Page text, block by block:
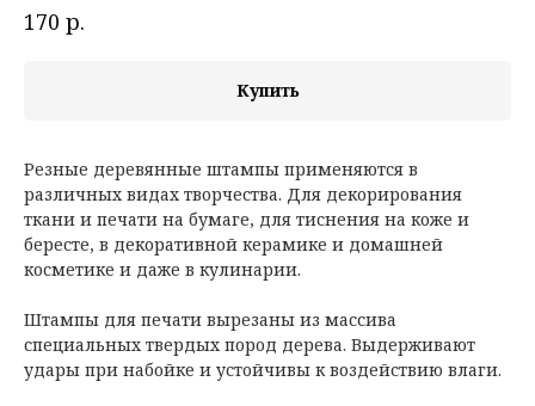
170 р.
Купить
Резные деревянные штампы применяются в
различных видах творчества. Для декорирования
ткани и печати на бумаге, для тиснения на коже и
бересте, в декоративной керамике и домашней
косметике и даже в кулинарии.
Штампы для печати вырезаны из массива
специальных твердых пород дерева. Выдерживают
удары при набойке и устойчивы к воздействию влаги.